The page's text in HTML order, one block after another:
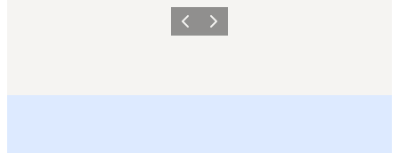
Forrige billede
Næste billede